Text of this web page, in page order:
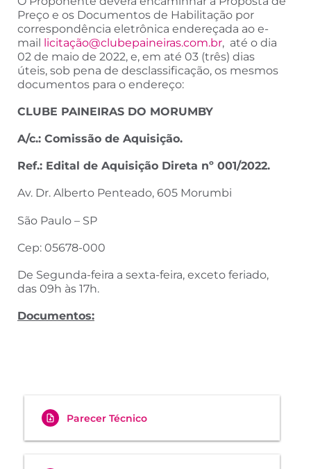
Preço e os Documentos de Habilitação por
correspondência eletrônica endereçada ao e-
mail licitação@clubepaineiras.com.br, até o dia
02 de maio de 2022, e, em até 03 (três) dias
úteis, sob pena de desclassificação, os mesmos
documentos para o endereço:
CLUBE PAINEIRAS DO MORUMBY
A/c.: Comissão de Aquisição.
Ref.: Edital de Aquisição Direta nº 001/2022.
Av. Dr. Alberto Penteado, 605 Morumbi
São Paulo – SP
Cep: 05678-000
De Segunda-feira a sexta-feira, exceto feriado,
das 09h às 17h.
Documentos:
Parecer Técnico